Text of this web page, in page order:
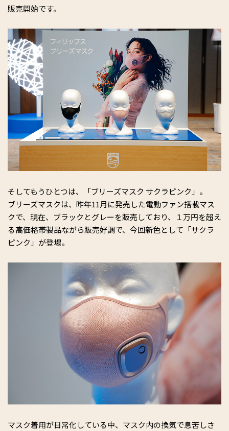
販売開始です。
そしてもうひとつは、「ブリーズマスク サクラピンク」。
ブリーズマスクは、昨年11月に発売した電動ファン搭載マス
クで、現在、ブラックとグレーを販売しており、１万円を超え
る高価格帯製品ながら販売好調で、今回新色として「サクラ
ピンク」が登場。
マスク着用が日常化している中、マスク内の換気で息苦しさ